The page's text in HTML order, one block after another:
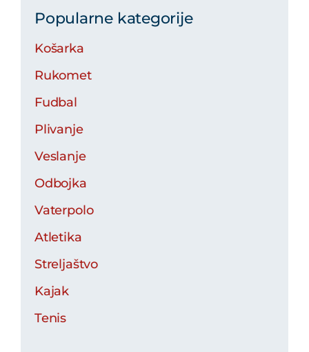
Popularne kategorije
Košarka
Rukomet
Fudbal
Plivanje
Veslanje
Odbojka
Vaterpolo
Atletika
Streljaštvo
Kajak
Tenis